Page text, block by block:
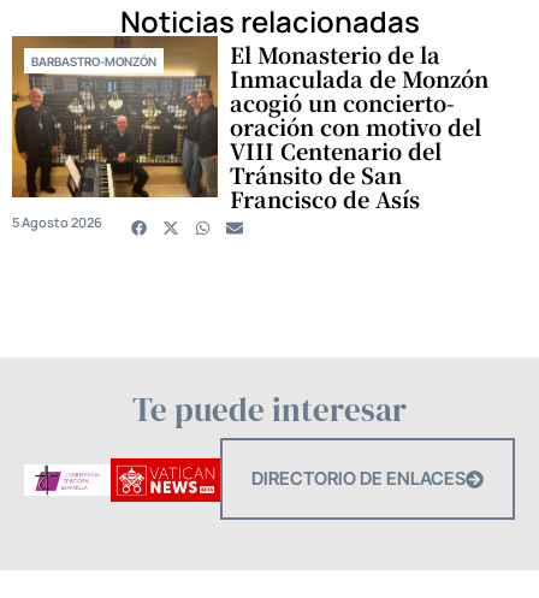
Noticias relacionadas
BARBASTRO-MONZÓN El Monasterio de la
Inmaculada de Monzón
acogió un concierto-
oración con motivo del
VIII Centenario del
Tránsito de San
Francisco de Asís
5 Agosto 2026
Te puede interesar
DIRECTORIO DE ENLACES